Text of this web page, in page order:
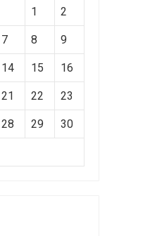
1 2
7 8 9
14 15 16
21 22 23
28 29 30